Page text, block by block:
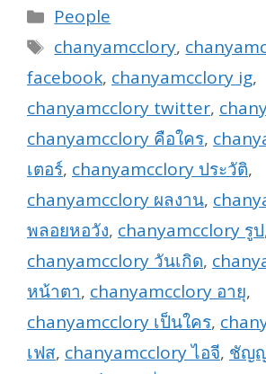
Categories
People
Tags
chanyamcclory,
facebook, chanyamcclory ig,
chanyamcclory twitter,
chanyamcclory คือใคร,
เตอร์, chanyamcclory ประวัติ,
chanyamcclory ผลงาน,
พลอยหอวัง, chanyamcclory รูป
chanyamcclory วันเกิด,
หน้าตา, chanyamcclory อายุ,
chanyamcclory เป็นใคร,
เฟส, chanyamcclory ไอจี, ชัญ